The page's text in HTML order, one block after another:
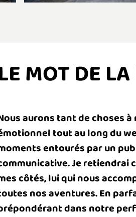
MOT DE
aurons tant de choses
tout au long du
entourés par un
Je retiendrai
côtés, lui qui nous
nos aventures. En
dans notre